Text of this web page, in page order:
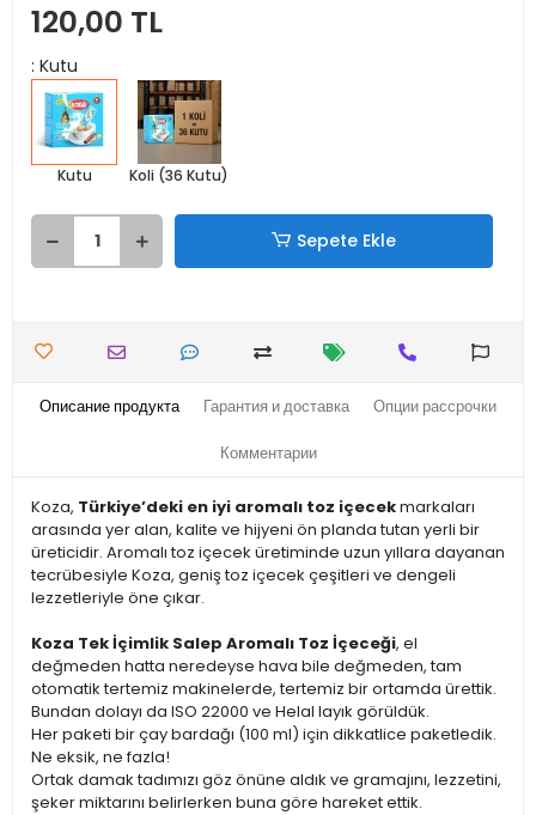
120,00 TL
: Kutu
Kutu Koli (36 Kutu)
Sepete Ekle
Описание продукта Гарантия и доставка Опции рассрочки
Комментарии
Koza, Türkiye’deki en iyi aromalı toz içecekmarkaları
arasında yer alan, kalite ve hijyeni ön planda tutan yerli bir
üreticidir. Aromalı toz içecek üretiminde uzun yıllara dayanan
tecrübesiyle Koza, geniş toz içecek çeşitleri ve dengeli
lezzetleriyle öne çıkar.
Koza Tek İçimlik Salep Aromalı Toz İçeceği, el
değmeden hatta neredeyse hava bile değmeden, tam
otomatik tertemiz makinelerde, tertemiz bir ortamda ürettik.
Bundan dolayı da ISO 22000 ve Helal layık görüldük.
Her paketi bir çay bardağı (100 ml) için dikkatlice paketledik.
Ne eksik, ne fazla!
Ortak damak tadımızı göz önüne aldık ve gramajını, lezzetini,
şeker miktarını belirlerken buna göre hareket ettik.